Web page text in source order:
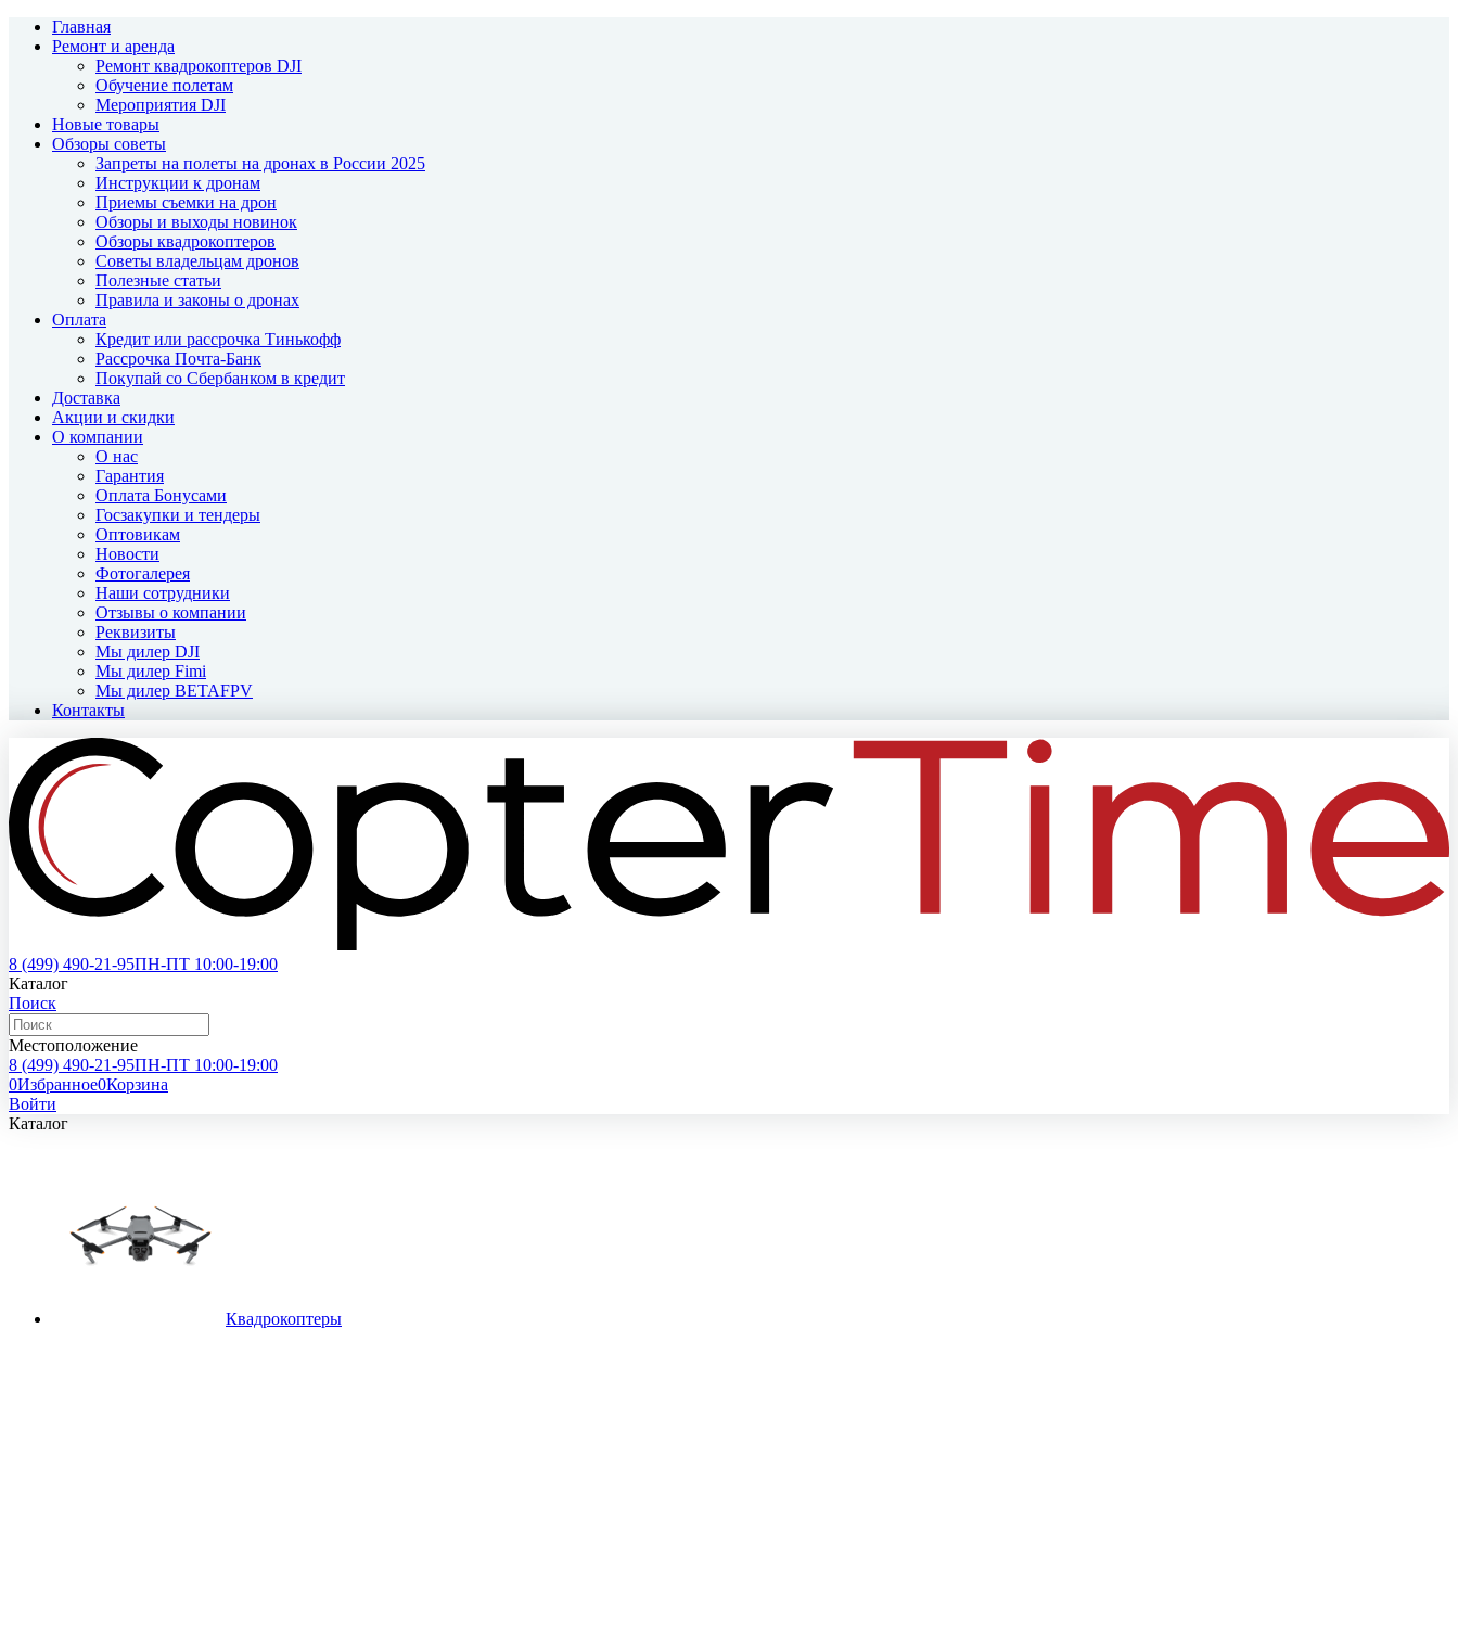
Главная
Ремонт и аренда
Ремонт квадрокоптеров DJI
Обучение полетам
Мероприятия DJI
Новые товары
Обзоры советы
Запреты на полеты на дронах в России 2025
Инструкции к дронам
Приемы съемки на дрон
Обзоры и выходы новинок
Обзоры квадрокоптеров
Советы владельцам дронов
Полезные статьи
Правила и законы о дронах
Оплата
Кредит или рассрочка Тинькофф
Рассрочка Почта-Банк
Покупай со Сбербанком в кредит
Доставка
Акции и скидки
О компании
О нас
Гарантия
Оплата Бонусами
Госзакупки и тендеры
Оптовикам
Новости
Фотогалерея
Наши сотрудники
Отзывы о компании
Реквизиты
Мы дилер DJI
Мы дилер Fimi
Мы дилер BETAFPV
Контакты
8 (499) 490-21-95ПН-ПТ 10:00-19:00
Каталог
Поиск
Местоположение
8 (499) 490-21-95ПН-ПТ 10:00-19:00
0Избранное0Корзина
Войти
Каталог
Квадрокоптеры